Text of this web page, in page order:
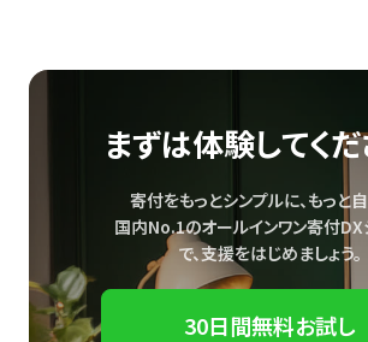
まずは体験してくだ
寄付をもっとシンプルに、もっと
国内No.1のオールインワン寄付DX
で、支援をはじめましょう。
30日間無料お試し